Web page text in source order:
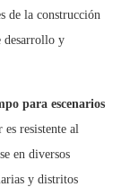
de la construcción
desarrollo y
para escenarios
resistente al
en diversos
y distritos